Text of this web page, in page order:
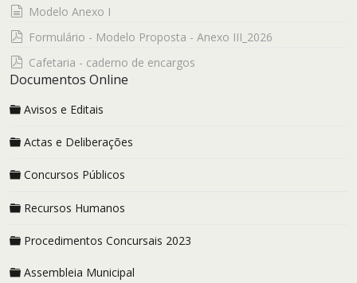
documento
Modelo Anexo I
pdf
Formulário - Modelo Proposta - Anexo III_2026
pdf
Cafetaria - caderno de encargos
Documentos Online
Avisos e Editais
Actas e Deliberações
Concursos Públicos
Recursos Humanos
Procedimentos Concursais 2023
Assembleia Municipal